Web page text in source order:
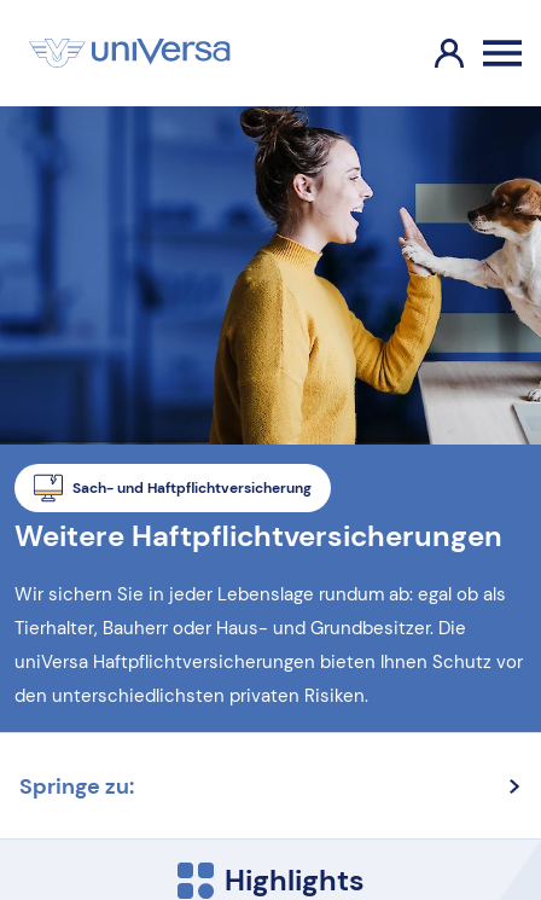
Sach- und Haftpflichtversicherung
Weitere Haftpflichtversicherungen
Wir sichern Sie in jeder Lebenslage rundum ab: egal ob als
Tierhalter, Bauherr oder Haus- und Grundbesitzer. Die
uniVersa Haftpflichtversicherungen bieten Ihnen Schutz vor
den unterschiedlichsten privaten Risiken.
Springe zu:
Highlights